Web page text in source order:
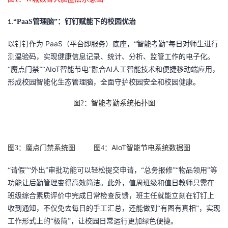
1.“PaaS管理脑”：钉钉赋能下的校园优治
以钉钉作为 PaaS （平台即服务）底座， “智能考勤”每日对师生进行
测温验码，实现健康信息记录、统计、分析、监管工作的电子化。
“魔点门禁”“AIoT智能节电”融合AI人工智能技术和便捷移动端应用，
形成校园智能化生态管理脑，全面守护校园安全和校园健康。
图2：智能考勤系统拓扑图
图3：魔点门禁系统图 图4： AIoT智能节电系统数据图
“请假”“外出”审批功能可以轻松提交申请，“总务报修”“物品领用”等
功能让后勤管理变得高效简洁。此外，值周班级和值日教师只需在
班级综合素质评价中完成日常检查反馈，班主任就能立刻在钉钉上
收到通知，不仅免去每日的手工汇总，还能做到“有图有真相”，实现
工作形式上的“极简”，让校园日常运行更加绿色便捷。